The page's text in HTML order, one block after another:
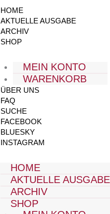
HOME
AKTUELLE AUSGABE
ARCHIV
SHOP
MEIN KONTO
WARENKORB
ÜBER UNS
FAQ
SUCHE
FACEBOOK
BLUESKY
INSTAGRAM
HOME
AKTUELLE AUSGABE
ARCHIV
SHOP